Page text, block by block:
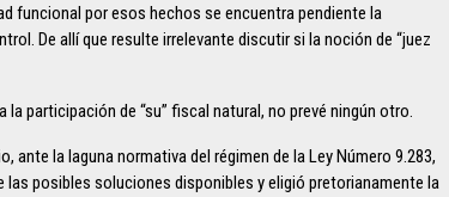
funcional por esos hechos se encuentra pendiente la
De allí que resulte irrelevante discutir si la noción de “juez
participación de “su” fiscal natural, no prevé ningún otro.
ante la laguna normativa del régimen de la Ley Número 9.283,
las posibles soluciones disponibles y eligió pretorianamente la